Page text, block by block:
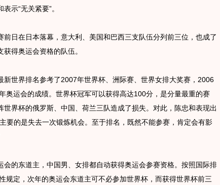
示“无关紧要”。
日在日本落幕，意大利、美国和巴西三支队伍分列前三位，也成了
获得奥运会资格的队伍。
世界排名参考了2007年世界杯、洲际赛、世界女排大奖赛，2006
奥运会的成绩。世界杯冠军可以获得高达100分，是分量最重的赛
世界杯的俄罗斯、中国、荷兰三队造成了损失。对此，陈忠和表现出
要的是失去一次锻炼机会。至于排名，既然不能参赛，肯定会有影
的东道主，中国男、女排都自动获得奥运会参赛资格。按照国际排
规定，次年的奥运会东道主可不必参加世界杯，而获得世界杯前三